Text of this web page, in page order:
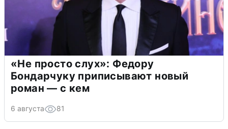
«Не просто слух»: Федору
Бондарчуку приписывают новый
роман — с кем
6 августа 81